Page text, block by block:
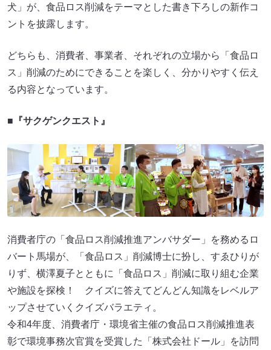
犬」が、食品ロス削減をテーマとした書き下ろしの新作コ
ントを披露します。
どちらも、消費者、事業者、それぞれの立場から「食品ロ
ス」削減のためにできることを楽しく、分かりやすく伝え
る内容となっています。
■『サクゲンクエスト』
消費者庁の「食品ロス削減推進アンバサダー」を務めるロ
バート馬場が、「食品ロス」削減博士に扮し、すゑひりが
りず、横澤夏子とともに「食品ロス」削減に取り組む企業
や施設を探検！ クイズに答えてどんどん知識をレベルア
ップさせていくクイズバラエティ。
令和4年度、消費者庁・環境省主催の食品ロス削減推進表
彰で環境事務次官賞を受賞した「株式会社ドール」を訪問